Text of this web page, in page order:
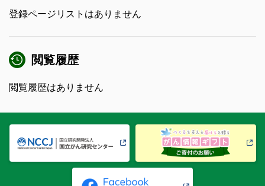
登録ページリストはありません
閲覧履歴
閲覧履歴はありません